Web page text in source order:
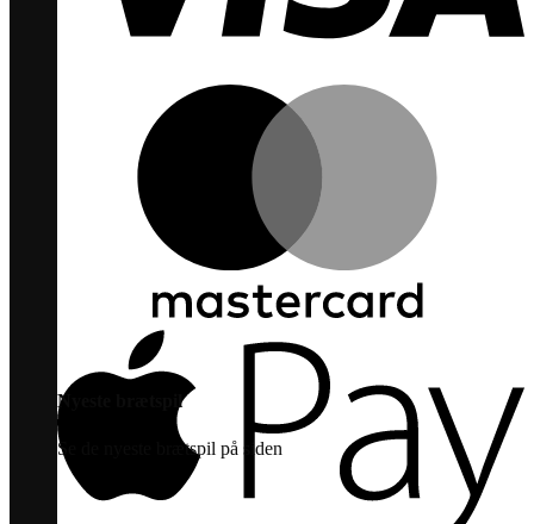
Nyeste brætspil
Se de nyeste brætspil på siden